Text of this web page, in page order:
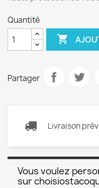
Quantité

Partager
Livraison
Vous voulez
sur